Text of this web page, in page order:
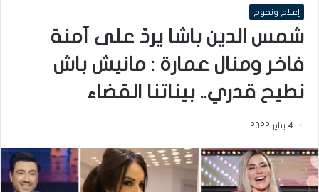
إعلام ونجوم
شمس الدين باشا يردّ على آمنة
فاخر ومنال عمارة : مانيش باش
نطيح قدري.. بيناتنا القضاء
4 يناير 2022